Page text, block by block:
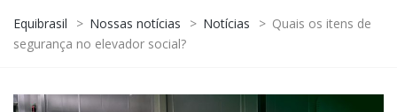
Equibrasil > Nossas notícias > Notícias > Quais os itens de
segurança no elevador social?